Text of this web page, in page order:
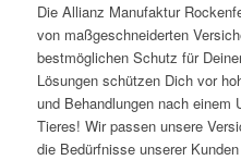
Die Allianz Manufaktur
von maßgeschneiderten
bestmöglichen Schutz für
Lösungen schützen Dich vor
und Behandlungen nach einem
Tieres! Wir passen unsere
die Bedürfnisse unserer